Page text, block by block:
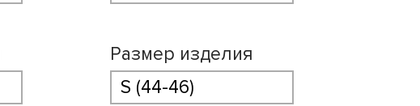
Размер изделия